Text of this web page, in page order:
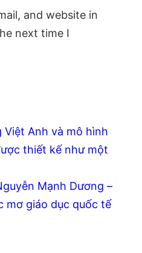
and website in
next time I
Việt Anh và mô hình
thiết kế như một
Mạnh Dương –
mơ giáo dục quốc tế